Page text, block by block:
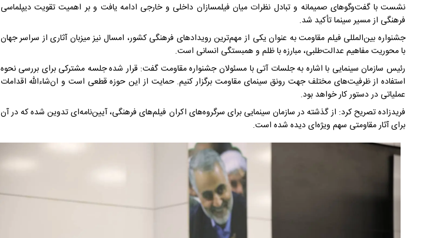
نشست با گفت‌وگوهای صمیمانه و تبادل نظرات میان فیلمسازان داخلی و خارجی ادامه یافت و بر اهمیت تقویت دیپلماسی
فرهنگی از مسیر سینما تأکید شد.
جشنواره بین‌المللی فیلم مقاومت به عنوان یکی از مهم‌ترین رویدادهای فرهنگی کشور، امسال نیز میزبان آثاری از سراسر جهان
با محوریت مفاهیم عدالت‌طلبی، مبارزه با ظلم و همبستگی انسانی است.
رئیس سازمان سینمایی با اشاره به جلسات آتی با مسئولان جشنواره مقاومت گفت: قرار شده جلسه مشترکی برای بررسی نحوه
استفاده از ظرفیت‌های مختلف جهت رونق سینمای مقاومت برگزار کنیم. حمایت از این حوزه قطعی است و ان‌شاءالله اقدامات
عملیاتی در دستور کار خواهد بود.
فریدزاده تصریح کرد: از گذشته در سازمان سینمایی برای سرگروه‌های اکران فیلم‌های فرهنگی، آیین‌نامه‌ای تدوین شده که در آن
برای آثار مقاومتی سهم ویژه‌ای دیده شده است.